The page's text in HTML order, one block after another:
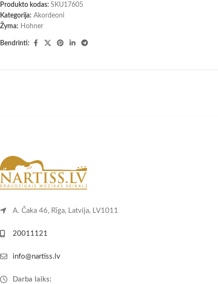
Produkto kodas: SKU17605
Kategorija: Akordeoni
Žyma: Hohner
Bendrinti:
A. Čaka 46, Rīga, Latvija, LV1011
20011121
info@nartiss.lv
Darba laiks: